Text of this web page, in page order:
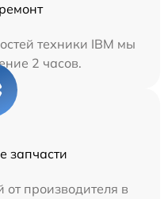
техники IBM мы
2 часов.
запчасти
от производителя в